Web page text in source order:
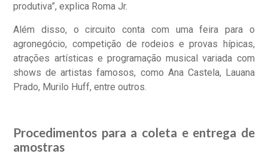
produtiva”, explica Roma Jr.
Além disso, o circuito conta com uma feira para o
agronegócio, competição de rodeios e provas hípicas,
atrações artísticas e programação musical variada com
shows de artistas famosos, como Ana Castela, Lauana
Prado, Murilo Huff, entre outros.
Procedimentos para a coleta e entrega de
amostras